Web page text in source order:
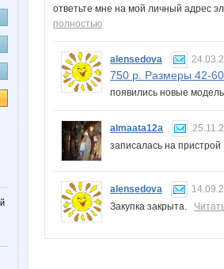
ответьте мне на мой личный адрес
полностью
alensedova
750 р. Размеры 42-
появились новые
almaata12a
записалась на пристрой
alensedova
Закупка закрыта.